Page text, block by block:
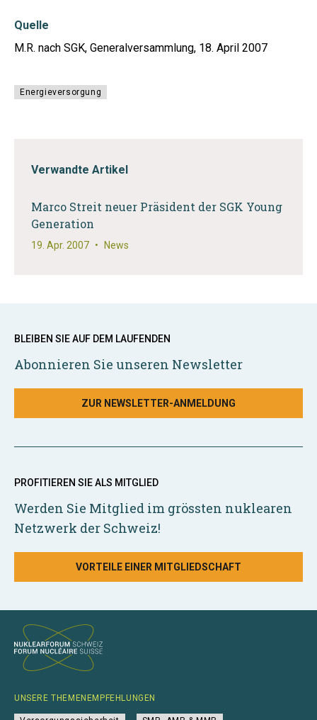
Quelle
M.R. nach SGK, Generalversammlung, 18. April 2007
Energieversorgung
Verwandte Artikel
Marco Streit neuer Präsident der SGK Young
Generation
19. Apr. 2007 • News
BLEIBEN SIE AUF DEM LAUFENDEN
Abonnieren Sie unseren Newsletter
ZUR NEWSLETTER-ANMELDUNG
PROFITIEREN SIE ALS MITGLIED
Werden Sie Mitglied im grössten nuklearen
Netzwerk der Schweiz!
VORTEILE EINER MITGLIEDSCHAFT
UNSERE THEMENEMPFEHLUNGEN